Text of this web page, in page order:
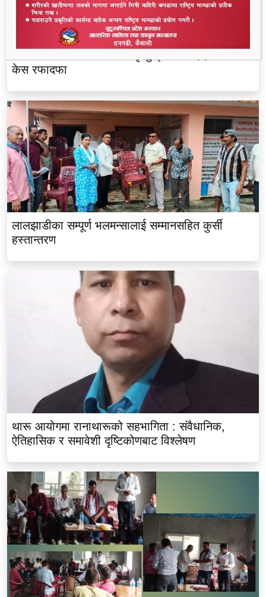
केस रफादफा
लालझाडीका सम्पूर्ण भलमन्सालाई सम्मानसहित कुर्सी
हस्तान्तरण
थारू आयोगमा रानाथारूको सहभागिता : संवैधानिक,
ऐतिहासिक र समावेशी दृष्टिकोणबाट विश्लेषण